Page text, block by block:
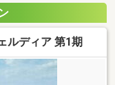
ルディア 第1期